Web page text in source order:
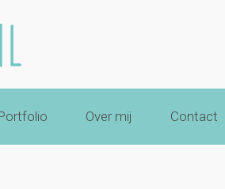
Over mij Contact